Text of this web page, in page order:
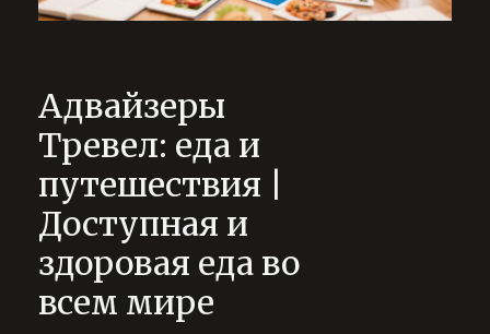
Адвайзеры
Тревел: еда и
путешествия |
Доступная и
здоровая еда во
всем мире